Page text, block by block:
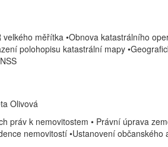
měřítka •Obnova katastrálního
polohopisu katastrální mapy
Olivová
práv k nemovitostem • Právní úprava
nemovitostí •Ustanovení